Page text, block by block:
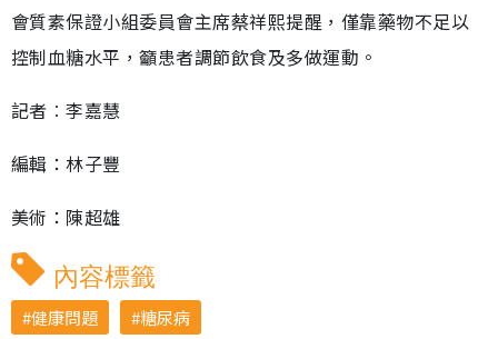
會質素保證小組委員會主席蔡祥熙提醒，僅靠藥物不足以
控制血糖水平，籲患者調節飲食及多做運動。
記者︰李嘉慧
編輯：林子豐
美術：陳超雄
內容標籤
健康問題 糖尿病